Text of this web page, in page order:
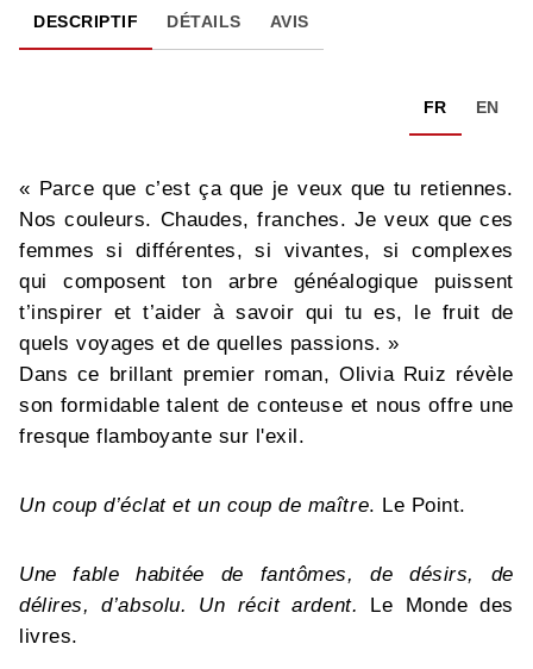
DESCRIPTIF DÉTAILS AVIS
FR EN
« Parce que c’est ça que je veux que tu retiennes.
Nos couleurs. Chaudes, franches. Je veux que ces
femmes si différentes, si vivantes, si complexes
qui composent ton arbre généalogique puissent
t’inspirer et t’aider à savoir qui tu es, le fruit de
quels voyages et de quelles passions. »
Dans ce brillant premier roman, Olivia Ruiz révèle
son formidable talent de conteuse et nous offre une
fresque flamboyante sur l'exil.
Un coup d’éclat et un coup de maître. Le Point.
Une fable habitée de fantômes, de désirs, de
délires, d’absolu. Un récit ardent.
Le Monde des
livres.